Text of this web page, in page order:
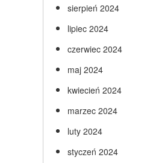
sierpień 2024
lipiec 2024
czerwiec 2024
maj 2024
kwiecień 2024
marzec 2024
luty 2024
styczeń 2024